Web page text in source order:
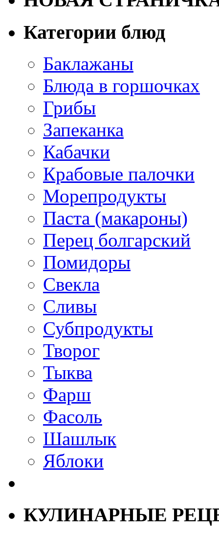
Категории блюд
Баклажаны
Блюда в горшочках
Грибы
Запеканка
Кабачки
Крабовые палочки
Морепродукты
Паста (макароны)
Перец болгарский
Помидоры
Свекла
Сливы
Субпродукты
Творог
Тыква
Фарш
Фасоль
Шашлык
Яблоки
КУЛИНАРНЫЕ